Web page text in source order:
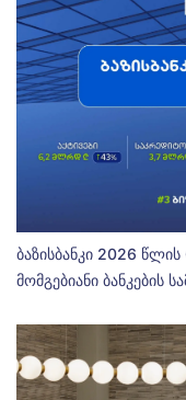
ბაზისბანკი 2026
მომგებიანი ბანკების